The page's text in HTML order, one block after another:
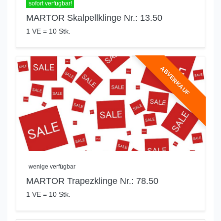
sofort verfügbar!
MARTOR Skalpellklinge Nr.: 13.50
1 VE = 10 Stk.
ABVERKAUF
wenige verfügbar
MARTOR Trapezklinge Nr.: 78.50
1 VE = 10 Stk.